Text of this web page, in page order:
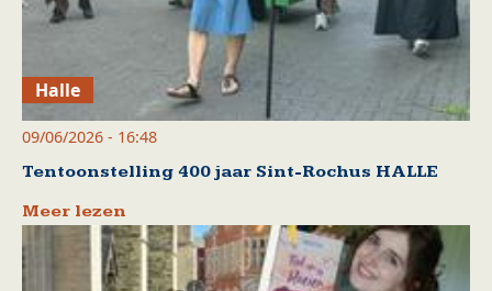
Halle
09/06/2026 - 16:48
Tentoonstelling 400 jaar Sint-Rochus HALLE
Meer lezen